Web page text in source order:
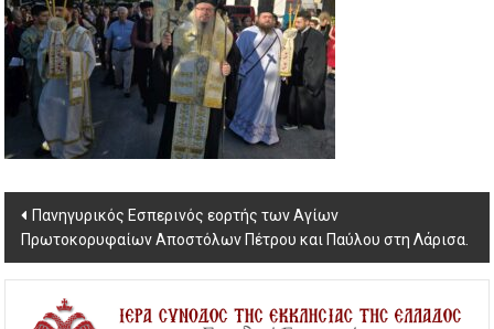
Post
navigation
Πανηγυρικός Εσπερινός εορτής των Αγίων
Πρωτοκορυφαίων Αποστόλων Πέτρου και Παύλου στη Λάρισα.